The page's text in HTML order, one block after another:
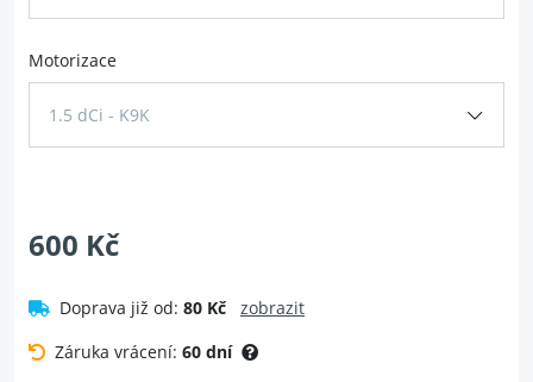
Motorizace
1.5 dCi - K9K
600 Kč
Doprava již od: 80 Kč
zobrazit
Záruka vrácení: 60 dní